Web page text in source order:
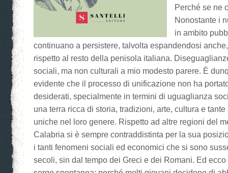
Perché se ne
Nonostante i
in ambito
continuano a persistere, talvolta espandendosi
rispetto al resto della penisola italiana.
sociali, ma non culturali a mio modesto parere. È
evidente che il processo di unificazione non ha
desiderati, specialmente in termini di uguaglianza
una terra ricca di storia, tradizioni, arte, cultura e
uniche nel loro genere. Rispetto ad altre regioni del
Calabria si è sempre contraddistinta per la sua
i tanti fenomeni sociali ed economici che si sono
secoli, sin dal tempo dei Greci e dei Romani. Ed